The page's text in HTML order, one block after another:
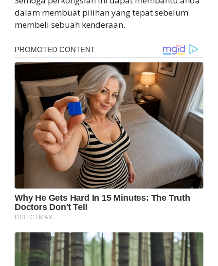
dalam membuat pilihan yang tepat sebelum
membeli sebuah kenderaan.